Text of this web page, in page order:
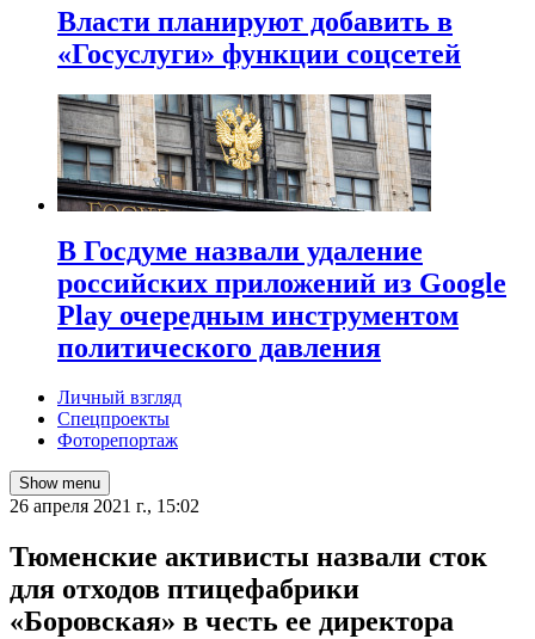
Власти планируют добавить в
«Госуслуги» функции соцсетей
В Госдуме назвали удаление
российских приложений из Google
Play очередным инструментом
политического давления
Личный взгляд
Спецпроекты
Фоторепортаж
Show menu
26 апреля 2021 г., 15:02
​Тюменские активисты назвали сток
для отходов птицефабрики
«Боровская» в честь ее директора